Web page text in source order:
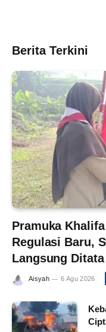
Berita Terkini
Pramuka
Regulasi Baru,
Langsung Ditata
Aisyah 6 Agu 2026